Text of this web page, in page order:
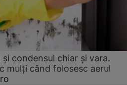
condensul chiar și vara.
mulți când folosesc aerul